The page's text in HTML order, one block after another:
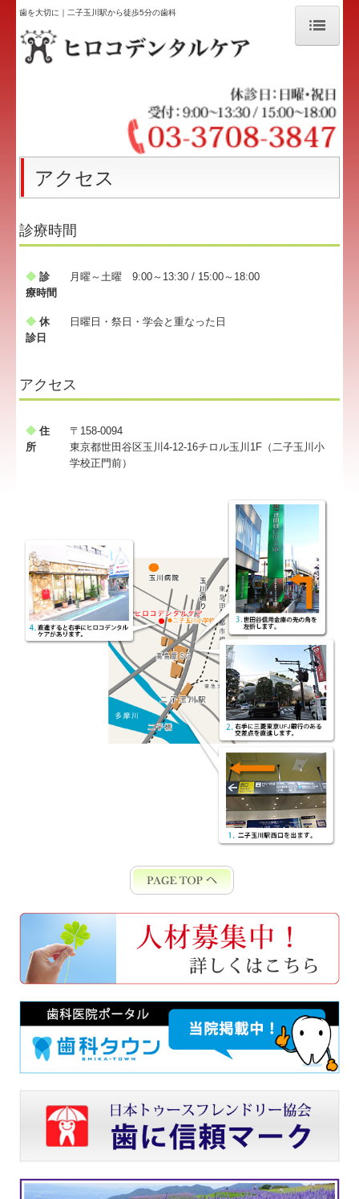
ホーム
歯を大切に
診査・診断
ホワイトニング
審美修復・矯正歯科
サイトマップ
お問い合わせ
歯を大切に｜二子玉川駅から徒歩5分の歯科
アクセス
診療時間
◆診
療時間
月曜～土曜 9:00～13:30 / 15:00～18:00
◆休
診日
日曜日・祭日・学会と重なった日
アクセス
◆住
所
〒158-0094
東京都世田谷区玉川4-12-16チロル玉川1F（二子玉川小
学校正門前）